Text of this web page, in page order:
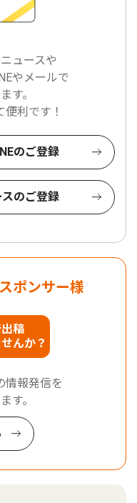
ュースや
やメールで
す。
利です！
のご登録
のご登録
ポンサー様
稿
んか？
情報発信を
す。